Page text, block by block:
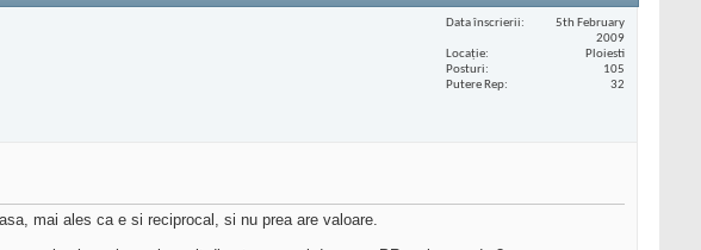
Data înscrierii
5th February
2009
Locaţie
Ploiesti
Posturi
105
Putere Rep
32
mai ales ca e si reciprocal, si nu prea are valoare.